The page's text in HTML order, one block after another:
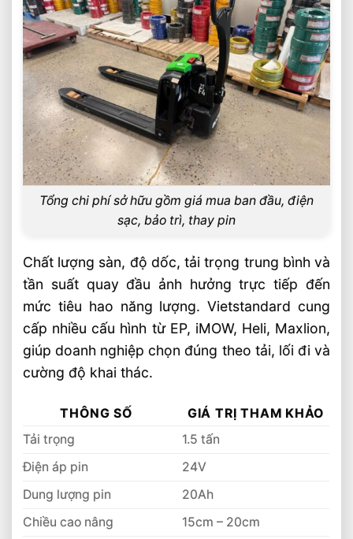
Tổng chi phí sở hữu gồm giá mua ban đầu, điện
sạc, bảo trì, thay pin
Chất lượng sàn, độ dốc, tải trọng trung bình và
tần suất quay đầu ảnh hưởng trực tiếp đến
mức tiêu hao năng lượng. Vietstandard cung
cấp nhiều cấu hình từ EP, iMOW, Heli, Maxlion,
giúp doanh nghiệp chọn đúng theo tải, lối đi và
cường độ khai thác.
THÔNG SỐ
GIÁ TRỊ THAM KHẢO
Tải trọng
1.5 tấn
Điện áp pin
24V
Dung lượng pin
20Ah
Chiều cao nâng
15cm – 20cm